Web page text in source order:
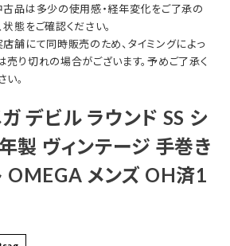
古品は多少の使用感・経年変化をご了承の
状態をご確認ください。
店舗にて同時販売のため、タイミングによっ
売り切れの場合がございます。予めご了承く
い。
デビル ラウンド SS シ
製 ヴィンテージ 手巻き
OMEGA メンズ OH済1